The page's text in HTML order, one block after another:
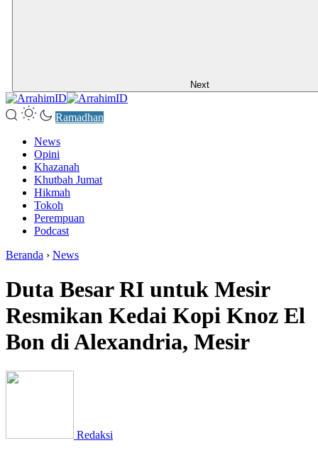
Next
Ramadhan
News
Opini
Khazanah
Khutbah Jumat
Hikmah
Tokoh
Perempuan
Podcast
Beranda › News
Duta Besar RI untuk Mesir
Resmikan Kedai Kopi Knoz El
Bon di Alexandria, Mesir
Redaksi